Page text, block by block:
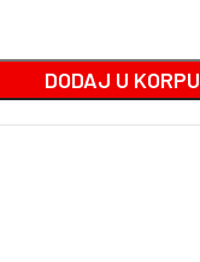
DODAJ U KORPU